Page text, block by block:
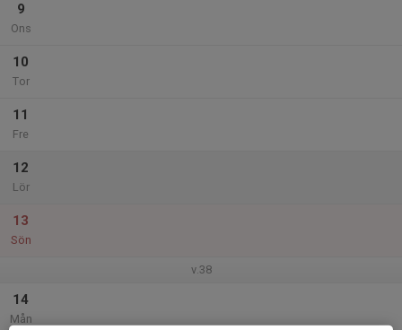
9
Ons
10
Tor
11
Fre
12
Lör
13
Sön
v.38
14
Mån